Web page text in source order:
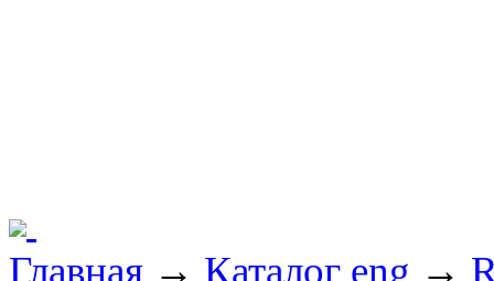
Главная → Каталог eng →